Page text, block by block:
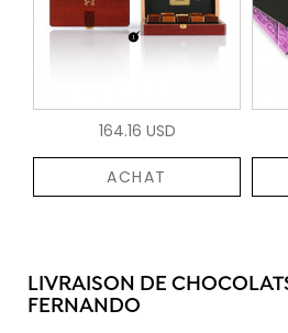
164.16 USD
ACHAT
LIVRAISON DE
FERNANDO